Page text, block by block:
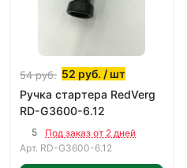
54руб. 52 руб. / шт
Ручка стартера RedVerg
RD-G3600-6.12
5
Под заказ от 2 дней
Арт. RD-G3600-6.12